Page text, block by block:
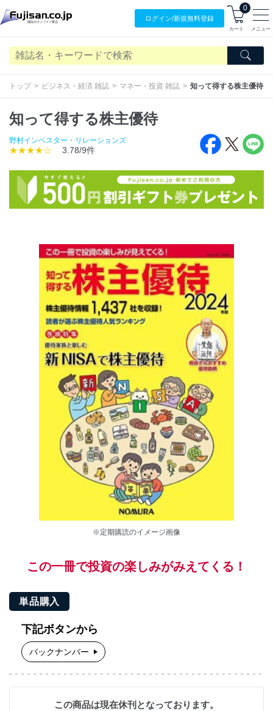
ログイン/新規無料登録
0
カート メニュー
トップ ビジネス・経済 雑誌 マネー・投資 雑誌 知って得する株主優待
知って得する株主優待
野村インベスター・リレーションズ
★★★★☆ 3.78/9件
※定期購読のイメージ画像
この一冊で投資の楽しみがみえてくる！
単品購入
下記ボタンから
バックナンバー
この商品は現在休刊となっております。